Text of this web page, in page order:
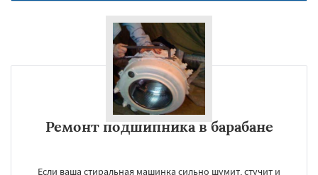
Ремонт подшипника в барабане
Если ваша стиральная машинка сильно шумит, стучит и